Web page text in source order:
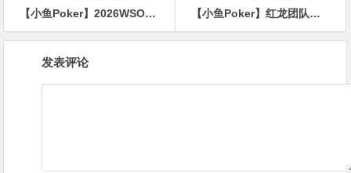
【小鱼Poker】2026WSOP | 女士赛中国选手Lizhen Chen、孟瑶晋级48强
【小鱼Poker】红龙团队赛7月济州岛开战！红龙女子战队、雾都夜话、上古神灯确认出征
发表评论